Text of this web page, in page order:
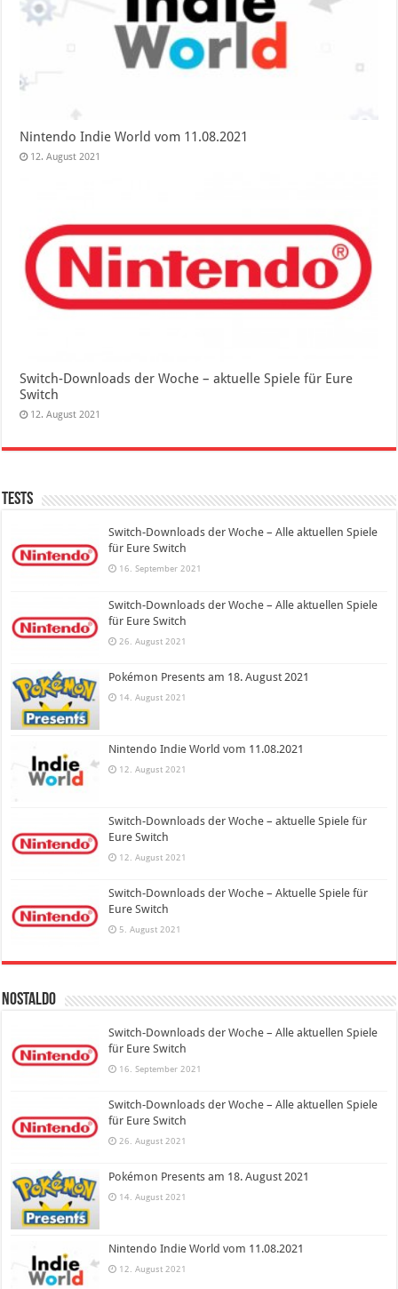
Nintendo Indie World vom 11.08.2021
12. August 2021
Switch-Downloads der Woche – aktuelle Spiele für Eure
Switch
12. August 2021
Tests
Switch-Downloads der Woche – Alle aktuellen Spiele
für Eure Switch
16. September 2021
Switch-Downloads der Woche – Alle aktuellen Spiele
für Eure Switch
26. August 2021
Pokémon Presents am 18. August 2021
14. August 2021
Nintendo Indie World vom 11.08.2021
12. August 2021
Switch-Downloads der Woche – aktuelle Spiele für
Eure Switch
12. August 2021
Switch-Downloads der Woche – Aktuelle Spiele für
Eure Switch
5. August 2021
Nostaldo
Switch-Downloads der Woche – Alle aktuellen Spiele
für Eure Switch
16. September 2021
Switch-Downloads der Woche – Alle aktuellen Spiele
für Eure Switch
26. August 2021
Pokémon Presents am 18. August 2021
14. August 2021
Nintendo Indie World vom 11.08.2021
12. August 2021